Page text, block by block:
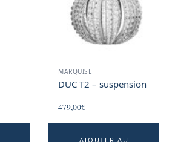
MARQUISE
DUC T2 – suspension
479,00€
AJOUTER AU